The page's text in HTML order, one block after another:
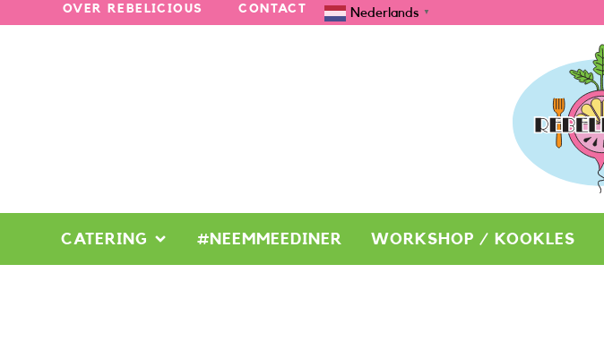
OVER REBELICIOUS CONTACT Nederlands ▼
CATERING #NEEMMEEDINER WORKSHOP / KOOKLES